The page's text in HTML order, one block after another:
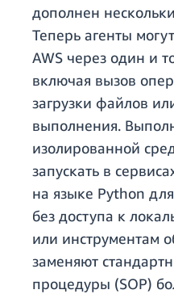
дополнен
Теперь агенты
AWS через один и
включая вызов
загрузки файлов
выполнения.
изолированной
запускать в
на языке Python
без доступа к
или инструментам
заменяют
процедуры (SOP)